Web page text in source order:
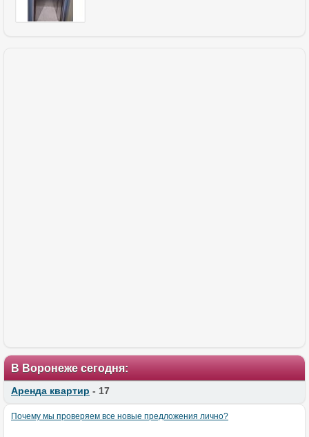
В Воронеже сегодня:
Аренда квартир - 17
Почему мы проверяем все новые предложения лично?